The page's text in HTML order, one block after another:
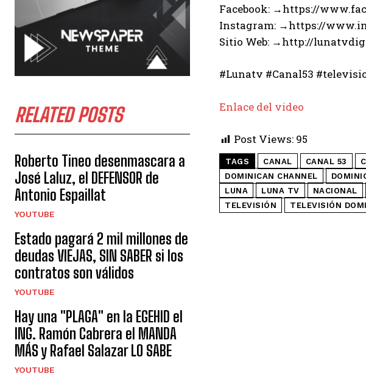
RELATED POSTS
Roberto Tineo desenmascara a
José Laluz, el DEFENSOR de
Antonio Espaillat
YOUTUBE
Estado pagará 2 mil millones de
deudas VIEJAS, SIN SABER si los
contratos son válidos
YOUTUBE
Hay una "PLAGA" en la EGEHID el
ING. Ramón Cabrera el MANDA
MÁS y Rafael Salazar LO SABE
YOUTUBE
Facebook: →https://
Instagram: →https://
Sitio Web: →http://
#Lunatv #Canal53
Enlace del video
Post Views: 95
TAGS CANAL CANAL 53
DOMINICAN CHANNEL
LUNA
LUNA TV NACIONAL
TELEVISIÓN
TELEVISIÓN